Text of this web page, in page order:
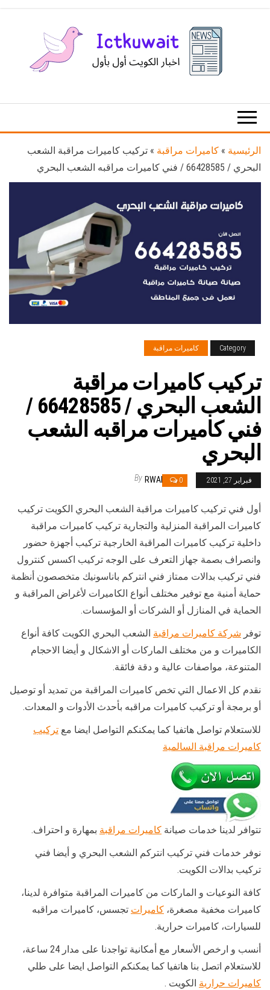
الكويت
الرئيسية » كاميرات مراقبة » تركيب كاميرات مراقبة الشعب
البحري / 66428585 / فني كاميرات مراقبه الشعب البحري
Category كاميرات مراقبة
تركيب كاميرات مراقبة
الشعب البحري / 66428585 /
فني كاميرات مراقبه الشعب
البحري
فبراير 27, 2021 0
By RWAN
أول فني تركيب كاميرات مراقبة الشعب البحري الكويت تركيب
كاميرات المراقبة المنزلية والتجارية تركيب كاميرات مراقبة
داخلية تركيب كاميرات المراقبة الخارجية تركيب أجهزة حضور
وانصراف بصمة جهاز التعرف على الوجه تركيب اكسس كنترول
فني تركيب بدالات ممتاز فني انتركم باناسونيك متخصصون أنظمة
حماية أمنية مع توفير مختلف أنواع الكاميرات لأغراض المراقبة و
الحماية في المنازل أو الشركات أو المؤسسات.
توفر شركة كاميرات مراقبة الشعب البحري الكويت كافة أنواع
الكاميرات و من مختلف الماركات أو الاشكال و أيضا الاحجام
المتنوعة، مواصفات عالية و دقة فائقة.
نقدم كل الاعمال التي تخص كاميرات المراقبة من تمديد أو توصيل
أو برمجة أو تركيب كاميرات مراقبه بأحدث الأدوات و المعدات.
للاستعلام تواصل هاتفيا كما يمكنكم التواصل ايضا مع تركيب
كاميرات مراقبة السالمية
تتوافر لدينا خدمات صيانة كاميرات مراقبة بمهارة و احتراف.
نوفر خدمات فني تركيب انتركم الشعب البحري و أيضا فني
تركيب بدالات الكويت.
كافة النوعيات و الماركات من كاميرات المراقبة متوافرة لدينا،
كاميرات مخفية مصغرة، كاميرات تجسس، كاميرات مراقبه
للسيارات، كاميرات حرارية.
أنسب و ارخص الأسعار مع أمكانية تواجدنا على مدار 24 ساعة،
للاستعلام اتصل بنا هاتفيا كما يمكنكم التواصل ايضا على طلي
كاميرات حرارية الكويت .